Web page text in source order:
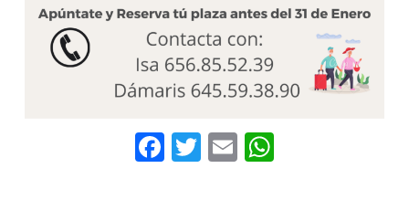
Facebook
Twitter
Email